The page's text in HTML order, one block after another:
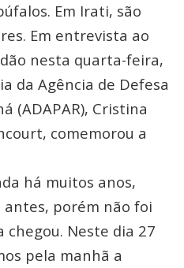
Em Irati, são
Em entrevista ao
nesta quarta-feira,
da Agência de Defesa
(ADAPAR), Cristina
comemorou a
há muitos anos,
antes, porém não foi
chegou. Neste dia 27
pela manhã a